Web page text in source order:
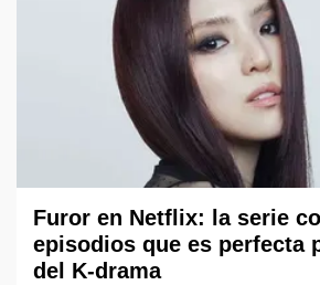
Furor en Netflix: la serie
episodios que es perfecta
del K-drama